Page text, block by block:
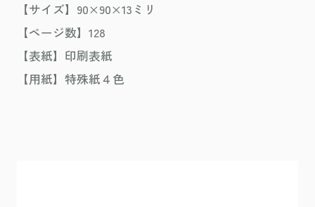
【サイズ】90×90×13ミリ
【ページ数】128
【表紙】印刷表紙
【用紙】特殊紙４色